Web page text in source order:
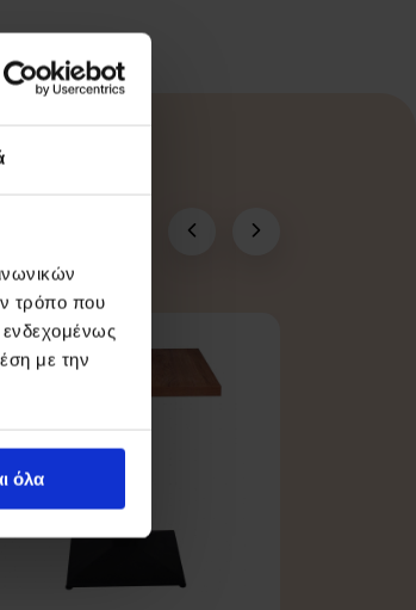
τρόπο που
ενδεχομένως
με την
όλα